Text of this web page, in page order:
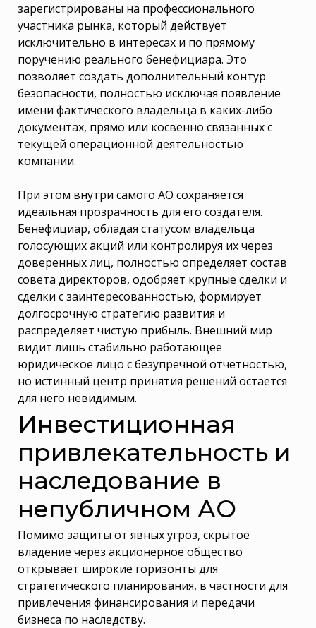
зарегистрированы на профессионального
участника рынка, который действует
исключительно в интересах и по прямому
поручению реального бенефициара. Это
позволяет создать дополнительный контур
безопасности, полностью исключая появление
имени фактического владельца в каких-либо
документах, прямо или косвенно связанных с
текущей операционной деятельностью
компании.
При этом внутри самого АО сохраняется
идеальная прозрачность для его создателя.
Бенефициар, обладая статусом владельца
голосующих акций или контролируя их через
доверенных лиц, полностью определяет состав
совета директоров, одобряет крупные сделки и
сделки с заинтересованностью, формирует
долгосрочную стратегию развития и
распределяет чистую прибыль. Внешний мир
видит лишь стабильно работающее
юридическое лицо с безупречной отчетностью,
но истинный центр принятия решений остается
для него невидимым.
Инвестиционная
привлекательность и
наследование в
непубличном АО
Помимо защиты от явных угроз, скрытое
владение через акционерное общество
открывает широкие горизонты для
стратегического планирования, в частности для
привлечения финансирования и передачи
бизнеса по наследству.